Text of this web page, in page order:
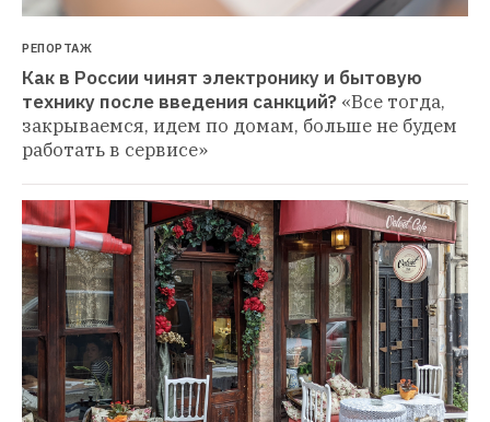
РЕПОРТАЖ
Как в России чинят электронику и бытовую
технику после введения санкций? «Все тогда,
закрываемся, идем по домам, больше не будем
работать в сервисе»